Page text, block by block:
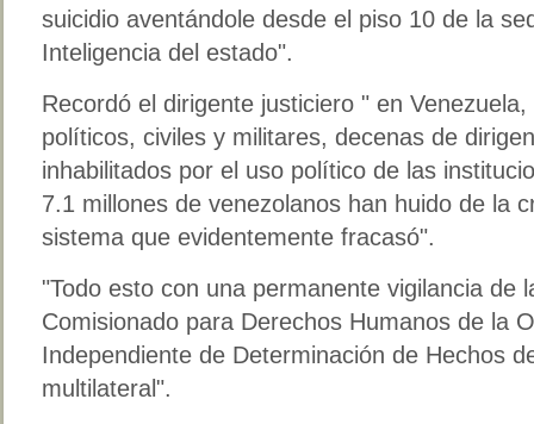
suicidio aventándole desde el piso 10 de la
Inteligencia del estado".
Recordó el dirigente justiciero " en
políticos, civiles y militares, decenas de
inhabilitados por el uso político de las
7.1 millones de venezolanos han huido de la
sistema que evidentemente fracasó".
"Todo esto con una permanente vigilancia de
Comisionado para Derechos Humanos de la
Independiente de Determinación de Hechos
multilateral".